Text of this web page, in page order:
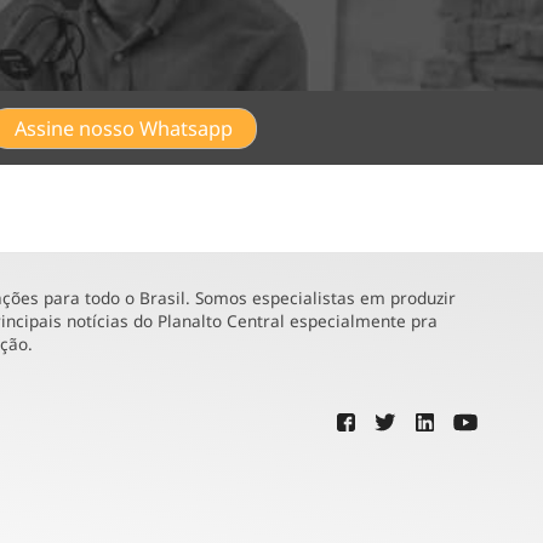
Assine nosso Whatsapp
para todo o Brasil. Somos especialistas em produzir
notícias do Planalto Central especialmente pra